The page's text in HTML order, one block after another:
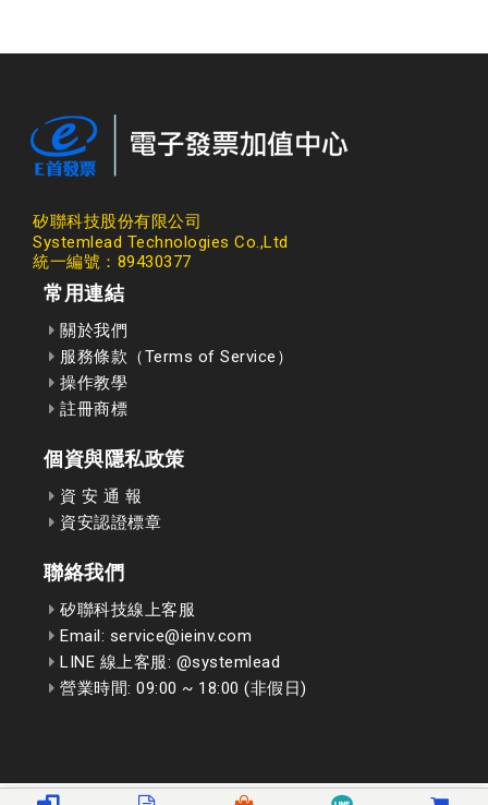
矽聯科技股份有限公司
Systemlead Technologies Co.,Ltd
統一編號：89430377
常用連結
關於我們
服務條款（Terms of Service）
操作教學
註冊商標
個資與隱私政策
資 安 通 報
資安認證標章
聯絡我們
矽聯科技線上客服
Email: service@ieinv.com
LINE 線上客服: @systemlead
營業時間: 09:00 ~ 18:00 (非假日)